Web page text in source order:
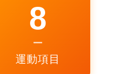
8
運動項目